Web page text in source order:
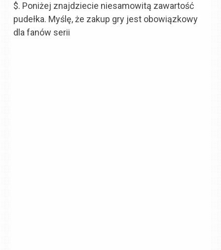
$. Poniżej znajdziecie niesamowitą zawartość
pudełka. Myślę, że zakup gry jest obowiązkowy
dla fanów serii